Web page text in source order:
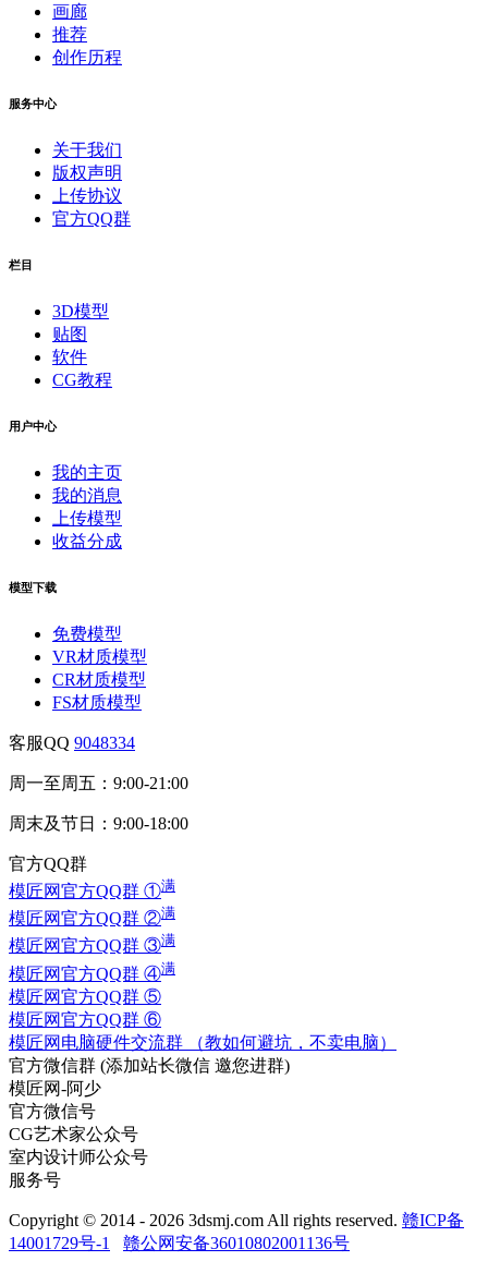
画廊
推荐
创作历程
服务中心
关于我们
版权声明
上传协议
官方QQ群
栏目
3D模型
贴图
软件
CG教程
用户中心
我的主页
我的消息
上传模型
收益分成
模型下载
免费模型
VR材质模型
CR材质模型
FS材质模型
客服QQ 9048334
周一至周五：9:00-21:00
周末及节日：9:00-18:00
官方QQ群
模匠网官方QQ群 ①满
模匠网官方QQ群 ②满
模匠网官方QQ群 ③满
模匠网官方QQ群 ④满
模匠网官方QQ群 ⑤
模匠网官方QQ群 ⑥
模匠网电脑硬件交流群 （教如何避坑，不卖电脑）
官方微信群 (添加站长微信 邀您进群)
模匠网-阿少
官方微信号
CG艺术家公众号
室内设计师公众号
服务号
Copyright © 2014 - 2026 3dsmj.com All rights reserved. 赣ICP备
14001729号-1
赣公网安备36010802001136号